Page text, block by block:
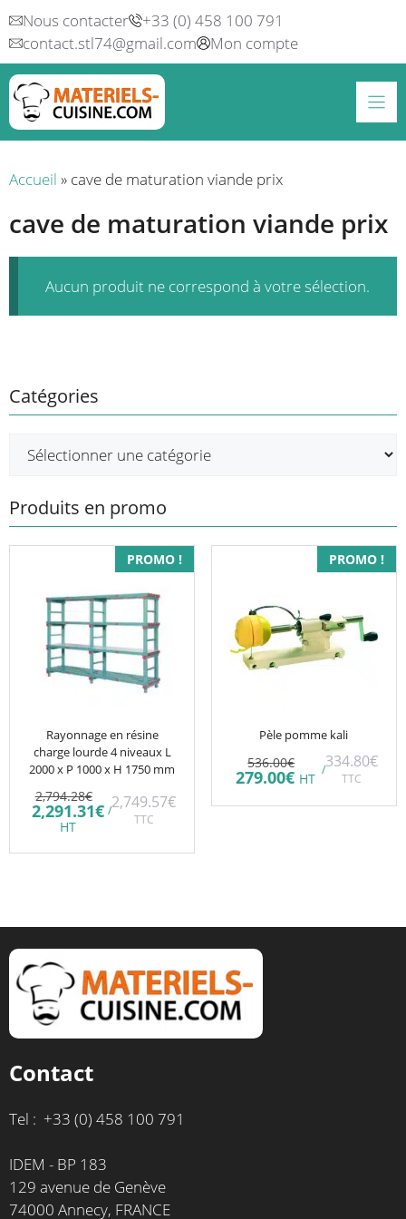
Aller
au
contenu
Nous contacter
+33 (0) 458 100 791
contact.stl74@gmail.com
Mon compte
Accueil » cave de maturation viande prix
cave de maturation viande prix
Aucun produit ne correspond à votre sélection.
Catégories
Produits en promo
PROMO !
Rayonnage en résine
charge lourde 4 niveaux L
2000 x P 1000 x H 1750 mm
2,794.28€ Le
prix
initial
2,794.28€.
2,291.31€Le
est :
HT
/2,749.57€
TTC
PROMO !
Pèle pomme kali
536.00€
prix
initial
était :
279.00€Le
actuel
HT
/334.80€
TTC
Contact
Tel : +33 (0) 458 100 791
IDEM - BP 183
129 avenue de Genève
74000 Annecy, FRANCE